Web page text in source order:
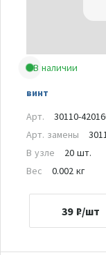
В наличии
винт
Арт.
30110-
Арт. замены
В узле
20 шт.
Вес
0.002 кг
39 ₽/шт